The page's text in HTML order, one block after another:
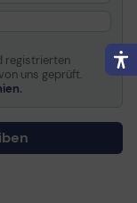
registrierten
uns geprüft.